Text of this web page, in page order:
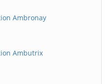
Ambronay
Ambutrix